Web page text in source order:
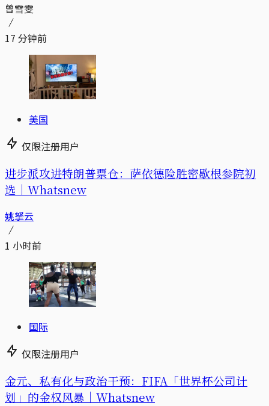
曾雪雯
17 分钟前
美国
仅限注册用户
进步派攻进特朗普票仓：萨依德险胜密歇根参院初
选｜Whatsnew
姚拏云
1 小时前
国际
仅限注册用户
金元、私有化与政治干预：FIFA「世界杯公司计
划」的金权风暴｜Whatsnew